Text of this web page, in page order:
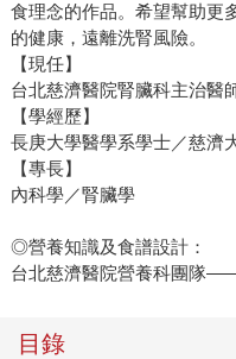
食理念的作品。希望幫助更
的健康，遠離洗腎風險。
【現任】
台北慈濟醫院腎臟科主治醫
【學經歷】
長庚大學醫學系學士／慈濟
【專長】
內科學／腎臟學
◎營養知識及食譜設計：
台北慈濟醫院營養科團隊
目錄